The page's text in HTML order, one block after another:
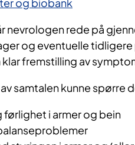
og biobank
nevrologen rede på
og eventuelle
klar fremstilling av
samtalen kunne spørre
førlighet i armer og bein